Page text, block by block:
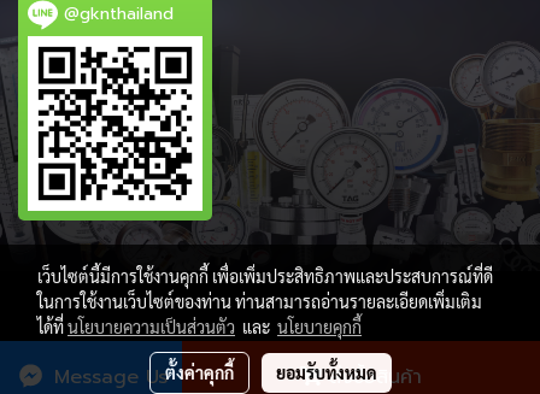
สั่งซื้อสินค้า
Message Us
@gknthailand
ผู้เข้าชมวันนี้ 865
เว็บไซต์นี้มีการใช้งานคุกกี้ เพื่อเพิ่มประสิทธิภาพและประสบการณ์ที่ดี
ในการใช้งานเว็บไซต์ของท่าน ท่านสามารถอ่านรายละเอียดเพิ่มเติม
ได้ที่นโยบายความเป็นส่วนตัว และ นโยบายคุกกี้
ตั้งค่าคุกกี้ ยอมรับทั้งหมด